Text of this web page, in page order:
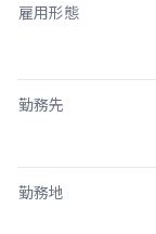
雇用形態
勤務先
勤務地